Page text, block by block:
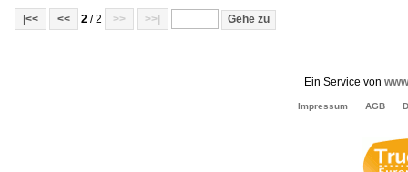
|<< << 2 / 2 >> >>|
Ein Service von
Impressum AGB